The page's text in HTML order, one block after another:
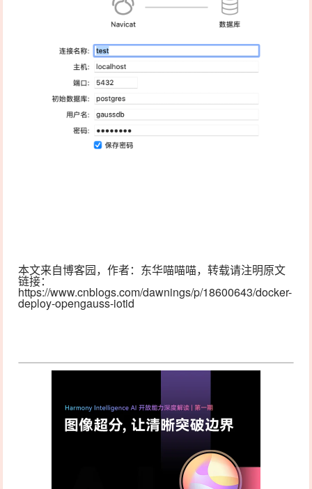
本文来自博客园，作者： 东华喵喵喵，转载请注明原文
链接：
https://www.cnblogs.com/dawnings/p/18600643/docker-
deploy-opengauss-iotid